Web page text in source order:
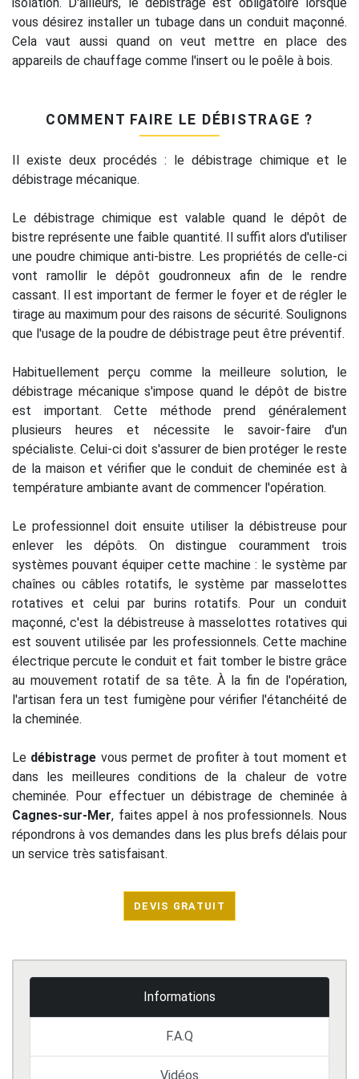
vous désirez installer un tubage dans un conduit maçonné.
Cela vaut aussi quand on veut mettre en place des
appareils de chauffage comme l'insert ou le poêle à bois.
COMMENT FAIRE LE DÉBISTRAGE ?
Il existe deux procédés : le débistrage chimique et le
débistrage mécanique.
Le débistrage chimique est valable quand le dépôt de
bistre représente une faible quantité. Il suffit alors d'utiliser
une poudre chimique anti-bistre. Les propriétés de celle-ci
vont ramollir le dépôt goudronneux afin de le rendre
cassant. Il est important de fermer le foyer et de régler le
tirage au maximum pour des raisons de sécurité. Soulignons
que l'usage de la poudre de débistrage peut être préventif.
Habituellement perçu comme la meilleure solution, le
débistrage mécanique s'impose quand le dépôt de bistre
est important. Cette méthode prend généralement
plusieurs heures et nécessite le savoir-faire d'un
spécialiste. Celui-ci doit s'assurer de bien protéger le reste
de la maison et vérifier que le conduit de cheminée est à
température ambiante avant de commencer l'opération.
Le professionnel doit ensuite utiliser la débistreuse pour
enlever les dépôts. On distingue couramment trois
systèmes pouvant équiper cette machine : le système par
chaînes ou câbles rotatifs, le système par masselottes
rotatives et celui par burins rotatifs. Pour un conduit
maçonné, c'est la débistreuse à masselottes rotatives qui
est souvent utilisée par les professionnels. Cette machine
électrique percute le conduit et fait tomber le bistre grâce
au mouvement rotatif de sa tête. À la fin de l'opération,
l'artisan fera un test fumigène pour vérifier l'étanchéité de
la cheminée.
Le débistrage vous permet de profiter à tout moment et
dans les meilleures conditions de la chaleur de votre
cheminée. Pour effectuer un débistrage de cheminée à
Cagnes-sur-Mer, faites appel à nos professionnels. Nous
répondrons à vos demandes dans les plus brefs délais pour
un service très satisfaisant.
DEVIS GRATUIT
Informations
F.A.Q
Vidéos